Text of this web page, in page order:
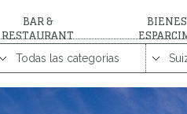
BAR &
RESTAURANT